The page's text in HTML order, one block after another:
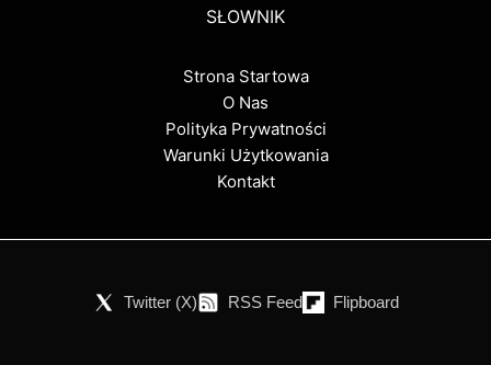
SŁOWNIK
Strona Startowa
O Nas
Polityka Prywatności
Warunki Użytkowania
Kontakt
Twitter (X) RSS Feed Flipboard